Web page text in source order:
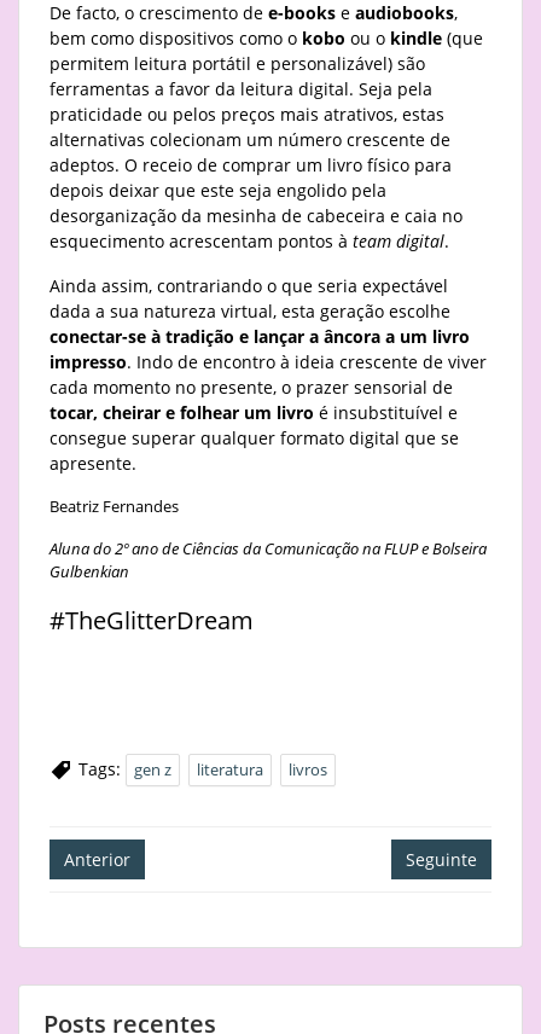
De facto, o crescimento de e-books e audiobooks,
bem como dispositivos como o kobo ou o kindle (que
permitem leitura portátil e personalizável) são
ferramentas a favor da leitura digital. Seja pela
praticidade ou pelos preços mais atrativos, estas
alternativas colecionam um número crescente de
adeptos. O receio de comprar um livro físico para
depois deixar que este seja engolido pela
desorganização da mesinha de cabeceira e caia no
esquecimento acrescentam pontos à team digital.
Ainda assim, contrariando o que seria expectável
dada a sua natureza virtual, esta geração escolhe
conectar-se à tradição e lançar a âncora a um livro
impresso. Indo de encontro à ideia crescente de viver
cada momento no presente, o prazer sensorial de
tocar, cheirar e folhear um livro é insubstituível e
consegue superar qualquer formato digital que se
apresente.
Beatriz Fernandes
Aluna do 2º ano de Ciências da Comunicação na FLUP e Bolseira
Gulbenkian
#TheGlitterDream
Tags: gen z literatura livros
Navegação
de
Anterior Seguinte
Posts recentes